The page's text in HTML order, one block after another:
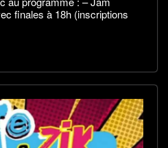
finales à 18h (inscriptions